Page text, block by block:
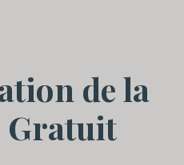
de la
Gratuit